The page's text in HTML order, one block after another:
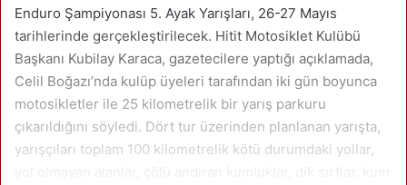
Enduro Şampiyonası 5. Ayak Yarışları, 26-27 Mayıs
tarihlerinde gerçekleştirilecek. Hitit Motosiklet Kulübü
Başkanı Kubilay Karaca, gazetecilere yaptığı açıklamada,
Celil Boğazı’nda kulüp üyeleri tarafından iki gün boyunca
motosikletler ile 25 kilometrelik bir yarış parkuru
çıkarıldığını söyledi. Dört tur üzerinden planlanan yarışta,
yarışçıları toplam 100 kilometrelik kötü durumdaki yollar,
yol olmayan alanlar, çölü andıran kumluklar, dik sırtlar, kum